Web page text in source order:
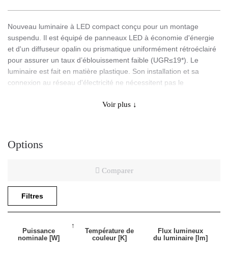
Nouveau luminaire à LED compact conçu pour un montage
suspendu. Il est équipé de panneaux LED à économie d'énergie
et d'un diffuseur opalin ou prismatique uniformément rétroéclairé
pour assurer un taux d’éblouissement faible (UGR≤19*). Le
luminaire est fait en matière plastique. Son installation et sa
connexion au réseau d'électricité ne nécessitent pas le
- avec fonction CORRIDOR - la fonction couloir permet d'adapter
changeantes; en pratique, elle réduit automatiquement le flux
* Le coefficient UGR est respecté pour une application typique du
luminaire.
Voir plus ↓
Options
Comparer
Filtres
Puissance
nominale [W]
Température de
couleur [K]
Flux lumineux
du luminaire [lm]